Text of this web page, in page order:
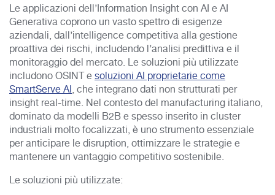
Le applicazioni dell’Information Insight con AI e AI
Generativa coprono un vasto spettro di esigenze
aziendali, dall’intelligence competitiva alla gestione
proattiva dei rischi, includendo l’analisi predittiva e il
monitoraggio del mercato. Le soluzioni più utilizzate
includono OSINT e soluzioni AI proprietarie come
SmartServe AI, che integrano dati non strutturati per
insight real-time. Nel contesto del manufacturing italiano,
dominato da modelli B2B e spesso inserito in cluster
industriali molto focalizzati, è uno strumento essenziale
per anticipare le disruption, ottimizzare le strategie e
mantenere un vantaggio competitivo sostenibile.
Le soluzioni più utilizzate: